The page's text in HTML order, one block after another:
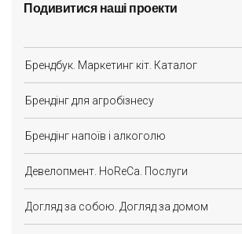
Подивитися наші проекти
Брендбук. Маркетинг кіт. Каталог
Брендінг для агробізнесу
Брендінг напоїв і алкоголю
Девелопмент. HoReCa. Послуги
Догляд за собою. Догляд за домом